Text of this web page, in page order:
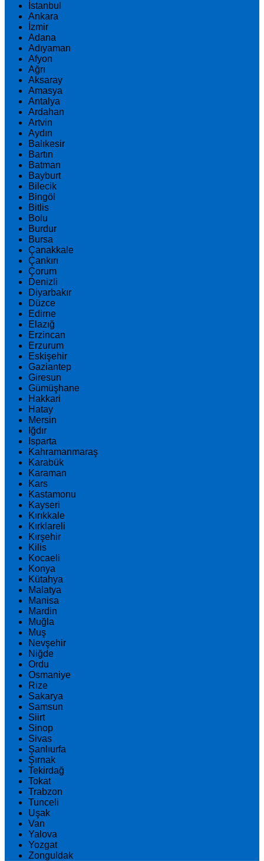
İstanbul
Ankara
İzmir
Adana
Adıyaman
Afyon
Ağrı
Aksaray
Amasya
Antalya
Ardahan
Artvin
Aydın
Balıkesir
Bartın
Batman
Bayburt
Bilecik
Bingöl
Bitlis
Bolu
Burdur
Bursa
Çanakkale
Çankırı
Çorum
Denizli
Diyarbakır
Düzce
Edirne
Elazığ
Erzincan
Erzurum
Eskişehir
Gaziantep
Giresun
Gümüşhane
Hakkari
Hatay
Mersin
Iğdır
Isparta
Kahramanmaraş
Karabük
Karaman
Kars
Kastamonu
Kayseri
Kırıkkale
Kırklareli
Kırşehir
Kilis
Kocaeli
Konya
Kütahya
Malatya
Manisa
Mardin
Muğla
Muş
Nevşehir
Niğde
Ordu
Osmaniye
Rize
Sakarya
Samsun
Siirt
Sinop
Sivas
Şanlıurfa
Şırnak
Tekirdağ
Tokat
Trabzon
Tunceli
Uşak
Van
Yalova
Yozgat
Zonguldak